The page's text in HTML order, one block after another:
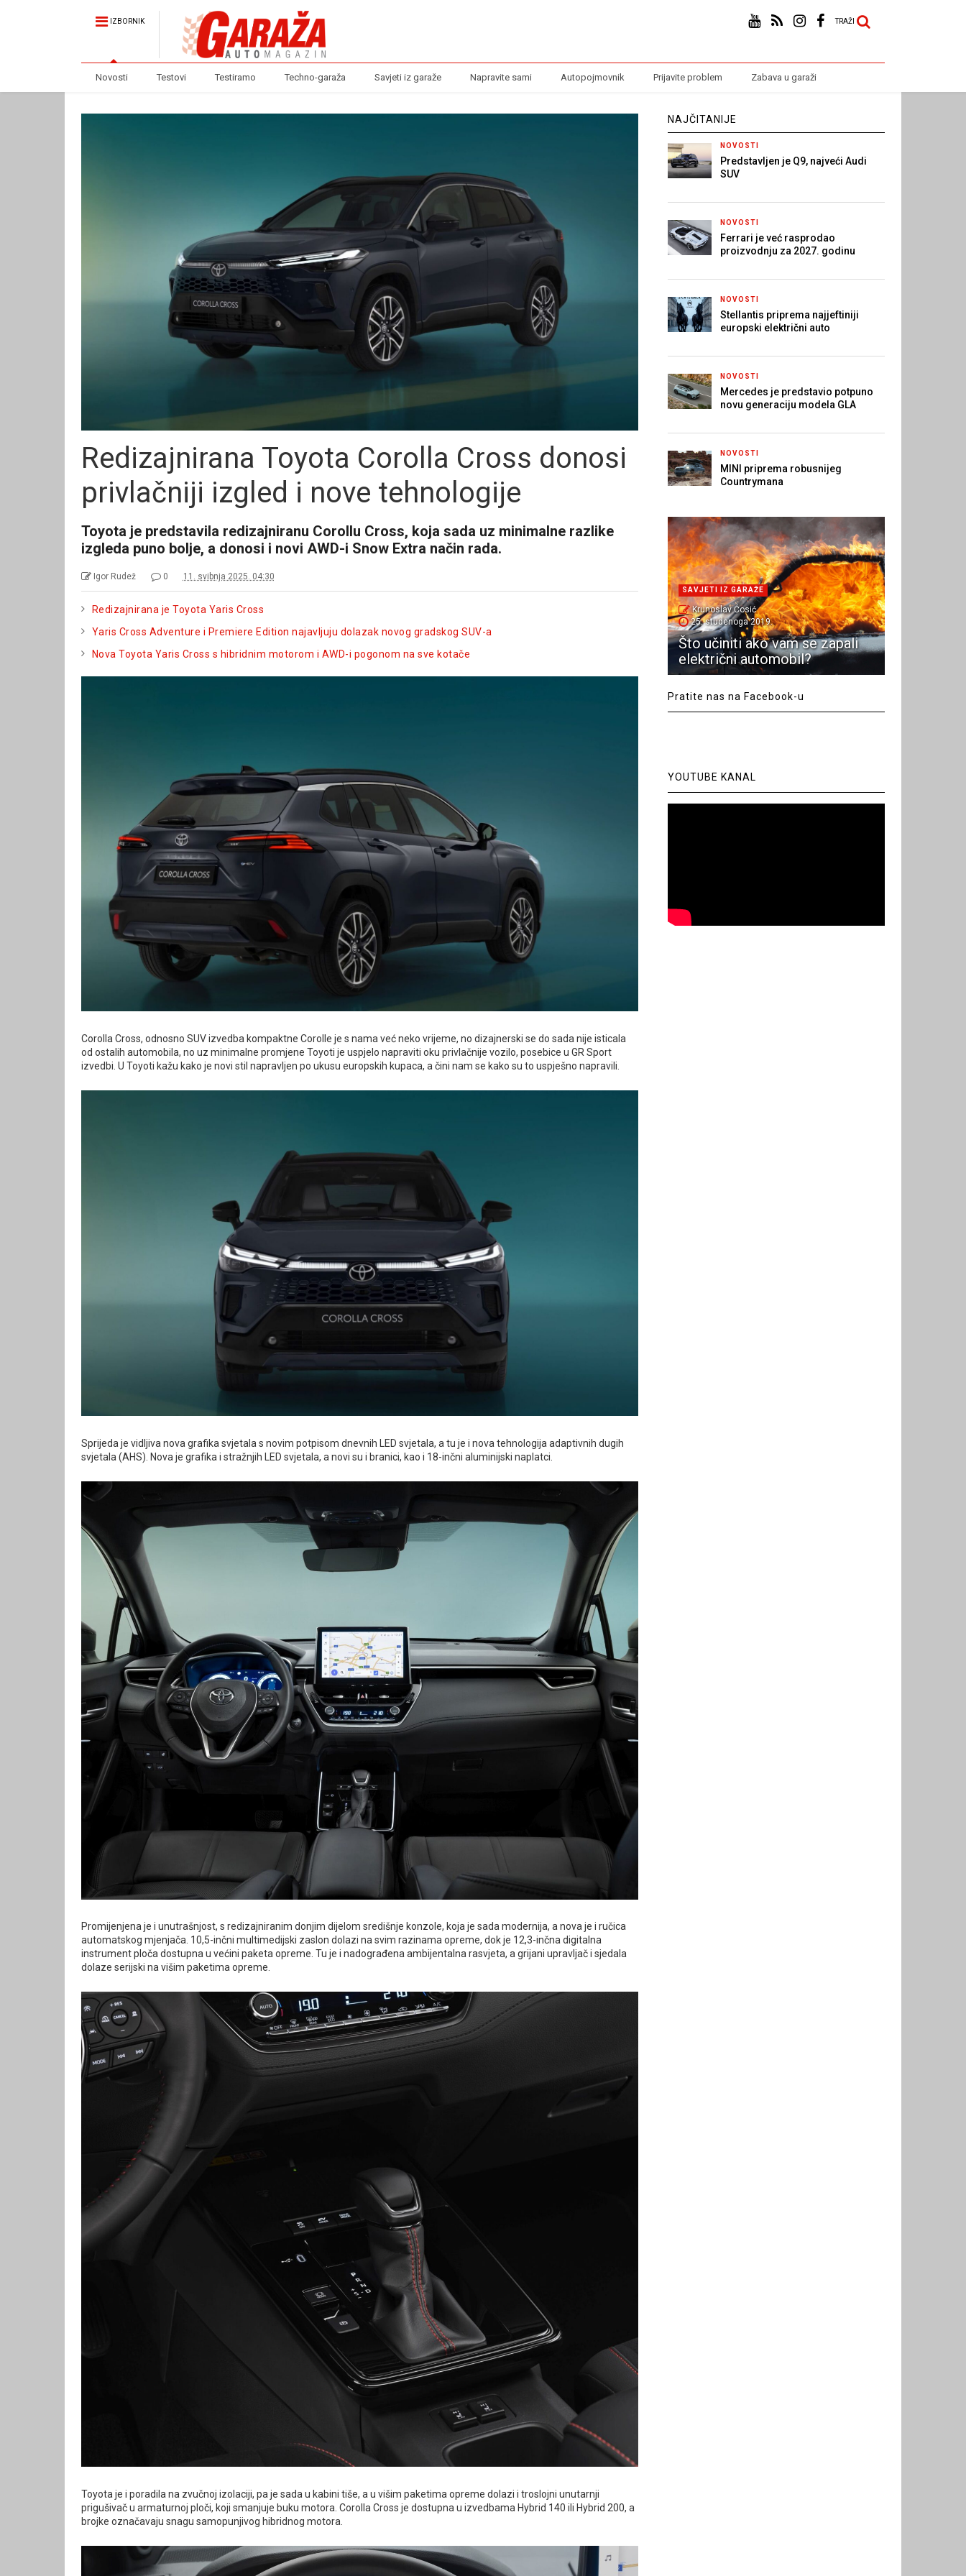
IZBORNIK TRAŽI
Novosti Testovi Testiramo Techno-garaža Savjeti iz garaže Napravite sami Autopojmovnik Prijavite problem Zabava u garaži
Redizajnirana Toyota Corolla Cross donosi
privlačniji izgled i nove tehnologije
Toyota je predstavila redizajniranu Corollu Cross, koja sada uz minimalne razlike
izgleda puno bolje, a donosi i novi AWD-i Snow Extra način rada.
Igor Rudež 0 11. svibnja 2025. 04:30
Redizajnirana je Toyota Yaris Cross
Yaris Cross Adventure i Premiere Edition najavljuju dolazak novog gradskog SUV-a
Nova Toyota Yaris Cross s hibridnim motorom i AWD-i pogonom na sve kotače
Corolla Cross, odnosno SUV izvedba kompaktne Corolle je s nama već neko vrijeme, no dizajnerski se do sada nije isticala
od ostalih automobila, no uz minimalne promjene Toyoti je uspjelo napraviti oku privlačnije vozilo, posebice u GR Sport
izvedbi. U Toyoti kažu kako je novi stil napravljen po ukusu europskih kupaca, a čini nam se kako su to uspješno napravili.
Sprijeda je vidljiva nova grafika svjetala s novim potpisom dnevnih LED svjetala, a tu je i nova tehnologija adaptivnih dugih
svjetala (AHS). Nova je grafika i stražnjih LED svjetala, a novi su i branici, kao i 18-inčni aluminijski naplatci.
Promijenjena je i unutrašnjost, s redizajniranim donjim dijelom središnje konzole, koja je sada modernija, a nova je i ručica
automatskog mjenjača. 10,5-inčni multimedijski zaslon dolazi na svim razinama opreme, dok je 12,3-inčna digitalna
instrument ploča dostupna u većini paketa opreme. Tu je i nadograđena ambijentalna rasvjeta, a grijani upravljač i sjedala
dolaze serijski na višim paketima opreme.
Toyota je i poradila na zvučnoj izolaciji, pa je sada u kabini tiše, a u višim paketima opreme dolazi i troslojni unutarnji
prigušivač u armaturnoj ploči, koji smanjuje buku motora. Corolla Cross je dostupna u izvedbama Hybrid 140 ili Hybrid 200, a
brojke označavaju snagu samopunjivog hibridnog motora.
NAJČITANIJE
NOVOSTI
Predstavljen je Q9, najveći Audi
SUV
NOVOSTI
Ferrari je već rasprodao
proizvodnju za 2027. godinu
NOVOSTI
Stellantis priprema najjeftiniji
europski električni auto
NOVOSTI
Mercedes je predstavio potpuno
novu generaciju modela GLA
NOVOSTI
MINI priprema robusnijeg
Countrymana
SAVJETI IZ GARAŽE
Krunoslav Ćosić
25. studenoga 2019.
Što učiniti ako vam se zapali
električni automobil?
Pratite nas na Facebook-u
YOUTUBE KANAL